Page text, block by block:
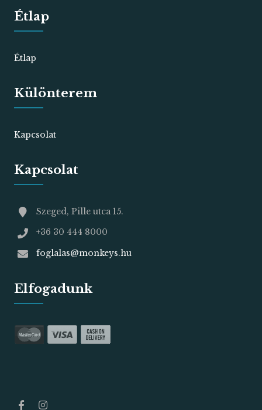
Étlap
Étlap
Különterem
Kapcsolat
Kapcsolat
Szeged, Pille utca 15.
+36 30 444 8000
foglalas@monkeys.hu
Elfogadunk